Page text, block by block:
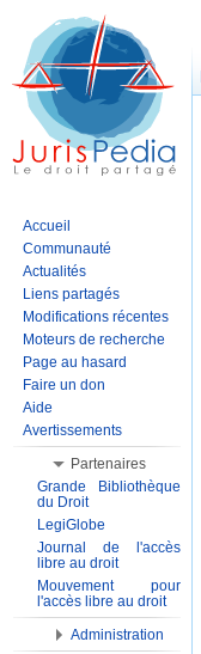
Accueil
Communauté
Actualités
Liens partagés
Modifications récentes
Moteurs de recherche
Page au hasard
Faire un don
Aide
Avertissements
Partenaires
Grande Bibliothèque
du Droit
LegiGlobe
Journal de l'accès
libre au droit
Mouvement pour
l'accès libre au droit
Administration